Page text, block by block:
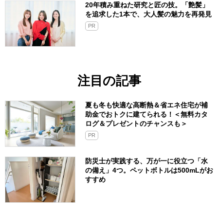
20年積み重ねた研究と匠の技。「艶髪」
を追求した1本で、大人髪の魅力を再発見
PR
注目の記事
夏も冬も快適な高断熱＆省エネ住宅が補
助金でおトクに建てられる！＜無料カタ
ログ＆プレゼントのチャンスも＞
PR
防災士が実践する、万が一に役立つ「水
の備え」4つ。ペットボトルは500mLがお
すすめ